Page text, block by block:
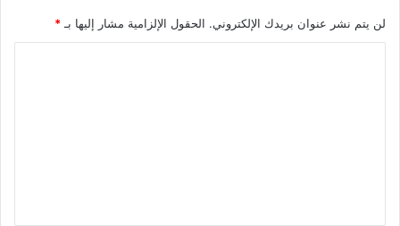
لن يتم نشر عنوان بريدك الإلكتروني. الحقول الإلزامية مشار إليها بـ *